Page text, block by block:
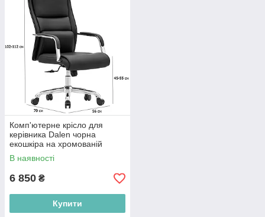
Комп'ютерне крісло для
керівника Dalen чорна
екошкіра на хромованій
хрестовині
В наявності
6 850 ₴
Купити